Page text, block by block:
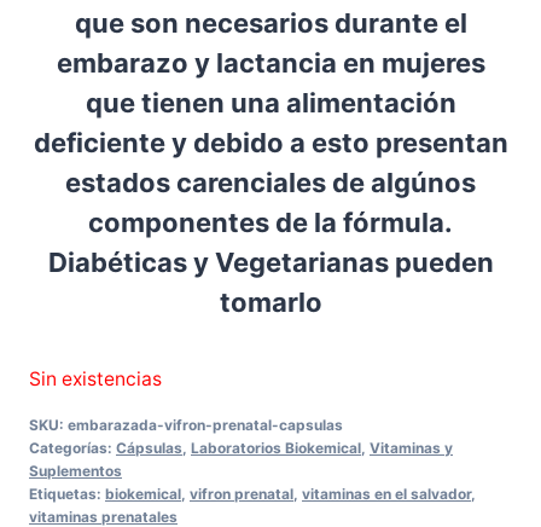
que son necesarios durante el
embarazo y lactancia en mujeres
que tienen una alimentación
deficiente y debido a esto presentan
estados carenciales de algúnos
componentes de la fórmula.
Diabéticas y Vegetarianas pueden
tomarlo
Sin existencias
SKU: embarazada-vifron-prenatal-capsulas
Categorías: Cápsulas Laboratorios Biokemical Vitaminas y
Suplementos
Etiquetas: biokemical vifron prenatal vitaminas en el salvador,
vitaminas prenatales